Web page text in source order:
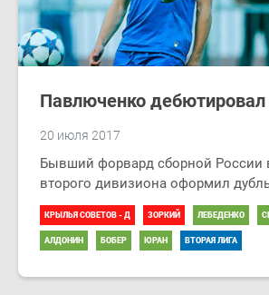
20 июля 2017
Павлюченко
Бывший форвард сборной России
второго дивизиона оформил
КРЫЛЬЯ СОВЕТОВ - Д ЗОРКИЙ ЛЕБЕДЕНКО
АЛДОНИН БОБЁР ЮРАН ВТОРАЯ ЛИГА